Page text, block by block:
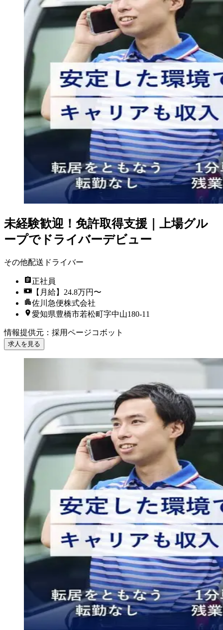
未経験歓迎！免許取得支援｜上場グル
ープでドライバーデビュー
その他配送ドライバー
正社員
【月給】24.8万円〜
佐川急便株式会社
愛知県豊橋市若松町字中山180-11
情報提供元 ： 採用ページコボット
求人を見る